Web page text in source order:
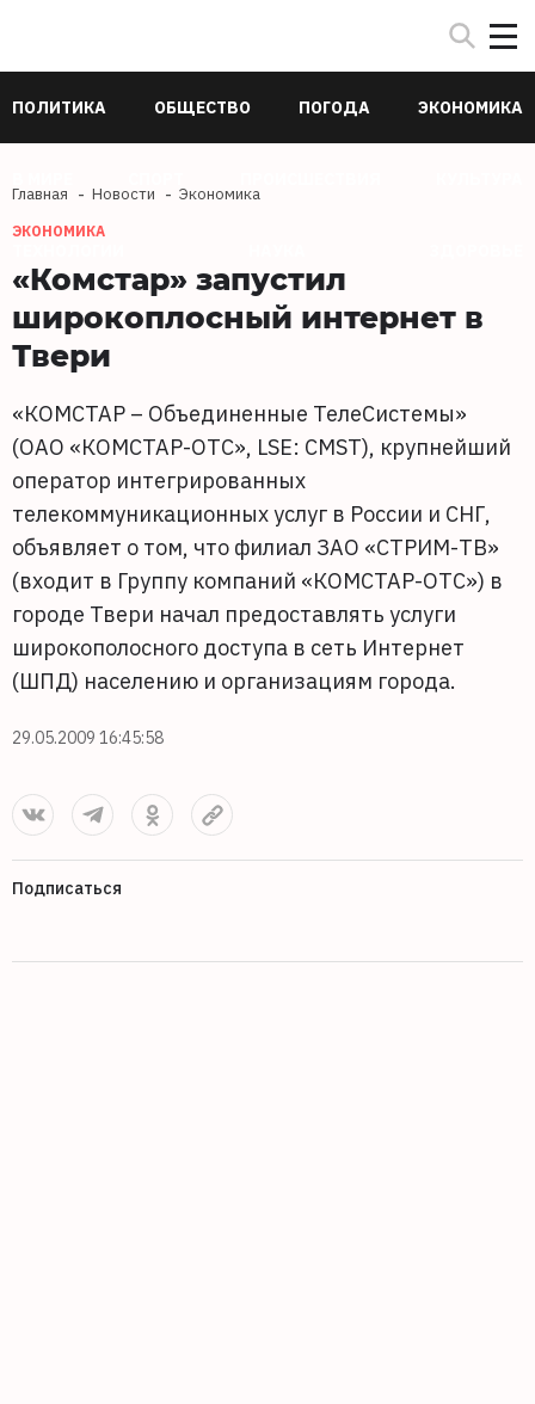
ПОЛИТИКА ОБЩЕСТВО ПОГОДА ЭКОНОМИКА
Главная Новости Экономика
ЭКОНОМИКА
«Комстар» запустил
широкоплосный интернет в
Твери
«КОМСТАР – Объединенные ТелеСистемы»
(ОАО «КОМСТАР-ОТС», LSE: CMST), крупнейший
оператор интегрированных
телекоммуникационных услуг в России и СНГ,
объявляет о том, что филиал ЗАО «СТРИМ-ТВ»
(входит в Группу компаний «КОМСТАР-ОТС») в
городе Твери начал предоставлять услуги
широкополосного доступа в сеть Интернет
(ШПД) населению и организациям города.
29.05.2009 16:45:58
Подписаться